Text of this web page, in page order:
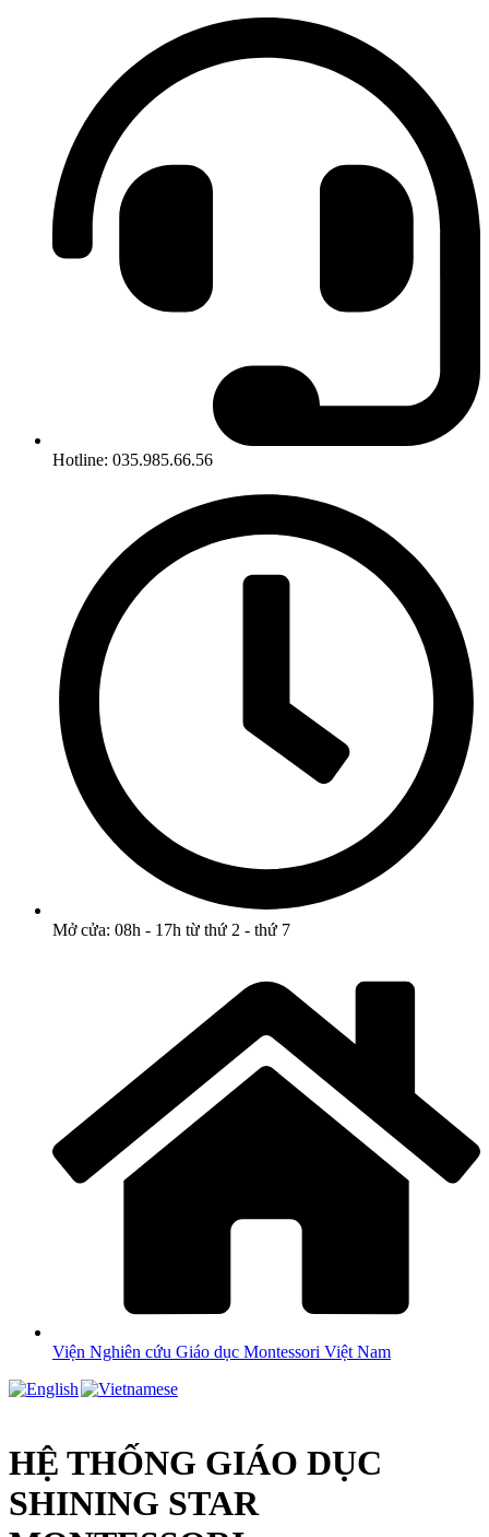
Hotline: 035.985.66.56
Mở cửa: 08h - 17h từ thứ 2 - thứ 7
Viện Nghiên cứu Giáo dục Montessori Việt Nam
HỆ THỐNG GIÁO DỤC
SHINING STAR